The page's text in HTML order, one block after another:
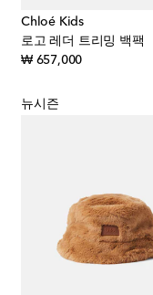
Chloé Kids
로고 레더 트리밍 백팩
₩ 657,000original price
뉴시즌